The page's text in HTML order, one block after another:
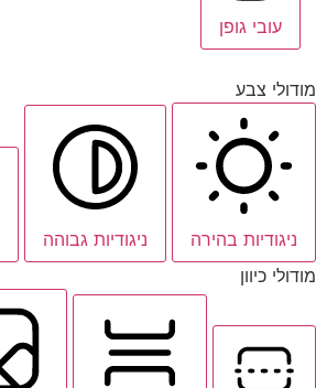
עובי גופן
מודולי צבע
ניגודיות בהירה ניגודיות גבוהה
מודולי כיוון